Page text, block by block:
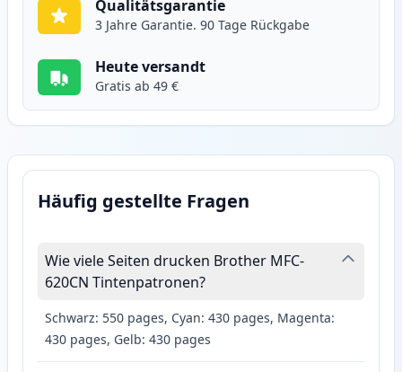
Qualitätsgarantie
3 Jahre Garantie. 90 Tage Rückgabe
Heute versandt
Gratis ab 49 €
Häufig gestellte Fragen
Wie viele Seiten drucken Brother MFC-
620CN Tintenpatronen?
Schwarz: 550 pages, Cyan: 430 pages, Magenta:
430 pages, Gelb: 430 pages